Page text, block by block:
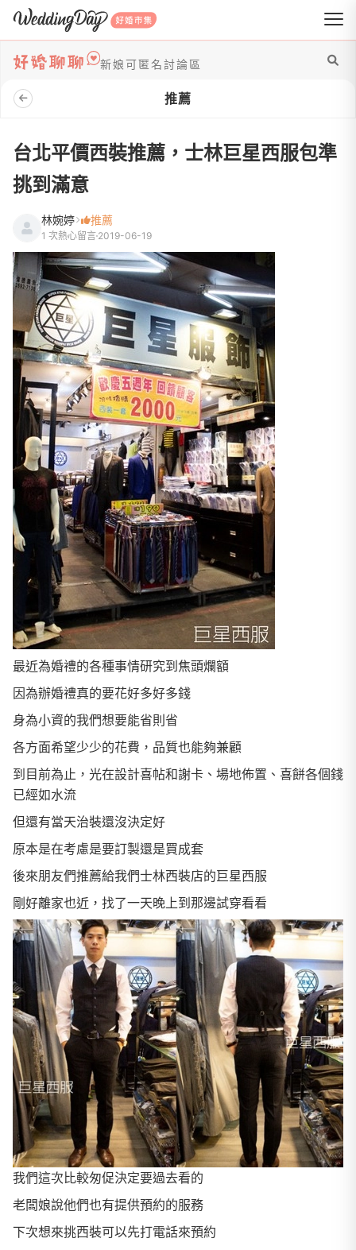
WeddingDay 好婚市集
新娘可匿名討論區
推薦
台北平價西裝推薦，士林巨星西服包準
挑到滿意
林婉婷 推薦
1 次熱心留言 2019-06-19
最近為婚禮的各種事情研究到焦頭爛額
因為辦婚禮真的要花好多好多錢
身為小資的我們想要能省則省
各方面希望少少的花費，品質也能夠兼顧
到目前為止，光在設計喜帖和謝卡、場地佈置、喜餅各個錢
已經如水流
但還有當天治裝還沒決定好
原本是在考慮是要訂製還是買成套
後來朋友們推薦給我們士林西裝店的巨星西服
剛好離家也近，找了一天晚上到那邊試穿看看
我們這次比較匆促決定要過去看的
老闆娘說他們也有提供預約的服務
下次想來挑西裝可以先打電話來預約